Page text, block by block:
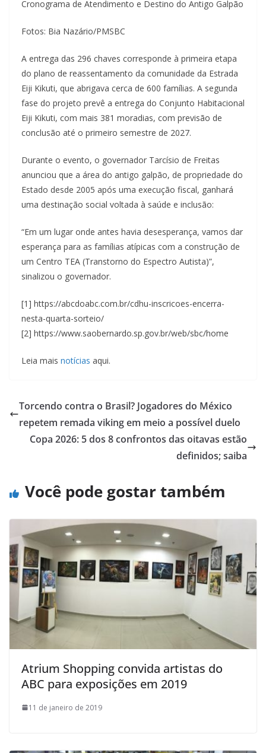
Cronograma de Atendimento e Destino do Antigo Galpão
Fotos: Bia Nazário/PMSBC
A entrega das 296 chaves corresponde à primeira etapa
do plano de reassentamento da comunidade da Estrada
Eiji Kikuti, que abrigava cerca de 600 famílias. A segunda
fase do projeto prevê a entrega do Conjunto Habitacional
Eiji Kikuti, com mais 381 moradias, com previsão de
conclusão até o primeiro semestre de 2027.
Durante o evento, o governador Tarcísio de Freitas
anunciou que a área do antigo galpão, de propriedade do
Estado desde 2005 após uma execução fiscal, ganhará
uma destinação social voltada à saúde e inclusão:
“Em um lugar onde antes havia desesperança, vamos dar
esperança para as famílias atípicas com a construção de
um Centro TEA (Transtorno do Espectro Autista)”,
sinalizou o governador.
[1] https://abcdoabc.com.br/cdhu-inscricoes-encerra-
nesta-quarta-sorteio/
[2] https://www.saobernardo.sp.gov.br/web/sbc/home
Leia mais notícias aqui.
Torcendo contra o Brasil? Jogadores do México
repetem remada viking em meio a possível duelo
Copa 2026: 5 dos 8 confrontos das oitavas estão
definidos; saiba
Você pode gostar também
Atrium Shopping convida artistas do
ABC para exposições em 2019
11 de janeiro de 2019